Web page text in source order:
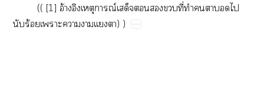
(​(​[1]​อ้​​​ณ์​​​​​ี่​​​​​​
​ร้​​​​)​)